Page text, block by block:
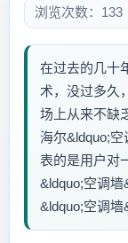
浏览次数：133
在过去的几十
术，没过多久
场上从来不缺
海尔&ldquo;
表的是用户对
&ldquo;空调
&ldquo;空调墙